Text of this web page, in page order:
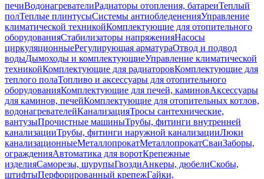
печиВодонагревателиРадиаторы отопления, батареиТеплый
полТеплые плинтусыСистемы антиобледененияУправление
климатической техникойКомплектующие для отопительного
оборудованияСтабилизаторы напряженияНасосы
циркуляционныеРегулирующая арматураОтвод и подвод
водыДымоходы и комплектующиеУправление климатической
техникойКомплектующие для радиаторовКомплектующие для
теплого полаТопливо и аксессуары для отопительного
оборудованияКомплектующие для печей, каминовАксессуары
для каминов, печейКомплектующие для отопительных котлов,
водонагревателейКанализацияТросы сантехнические,
вантузыПрочистные машиныТрубы, фитинги внутренней
канализацииТрубы, фитинги наружной канализацииЛюки
канализационныеМеталлопрокатМеталлопрокатСваиЗаборы,
огражденияАвтоматика для воротКрепежные
изделияСаморезы, шурупыГвоздиАнкеры, дюбелиСкобы,
штифтыПерфорированный крепежГайки,